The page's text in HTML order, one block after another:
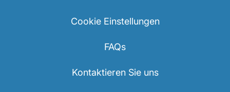
Cookie Einstellungen
FAQs
Kontaktieren Sie uns